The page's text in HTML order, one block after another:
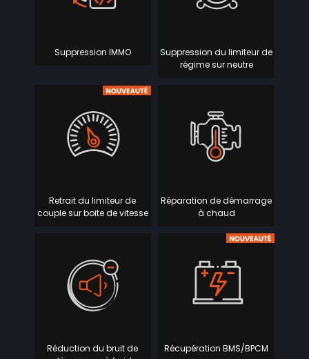
Suppression IMMO
Suppression du limiteur de
régime sur neutre
Retrait du limiteur de
couple sur boite de vitesse
Réparation de démarrage
à chaud
Réduction du bruit de
Récupération BMS/BPCM